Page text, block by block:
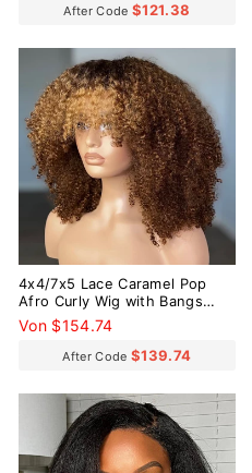
After Code $121.38
4x4/7x5 Lace Caramel Pop
Afro Curly Wig with Bangs
Pre-Everything Wear Go
Glueless Wig
Von $154.74
After Code $139.74
Reduziert